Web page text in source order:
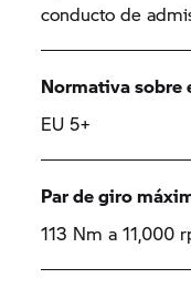
conducto de
Normativa sobre
EU 5+
Par de giro
113 Nm a 11,000